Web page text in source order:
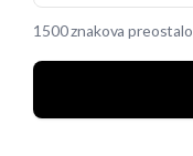
1500 znakova preostalo